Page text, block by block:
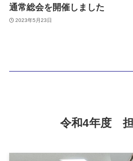
通常総会を開催しました
2023年5月23日
令和4年度